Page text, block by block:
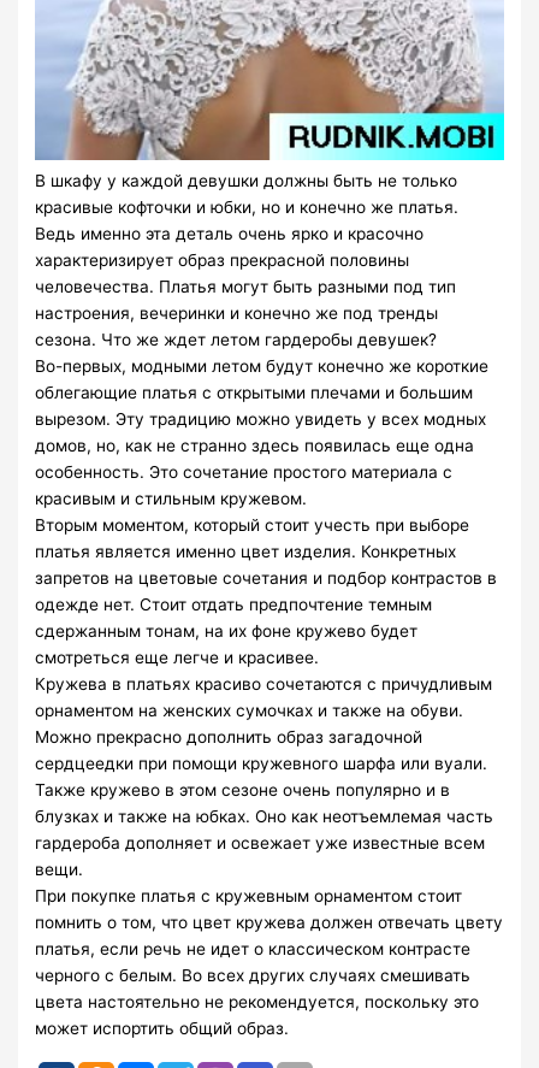
В шкафу у каждой девушки должны быть не только
красивые кофточки и юбки, но и конечно же платья.
Ведь именно эта деталь очень ярко и красочно
характеризирует образ прекрасной половины
человечества. Платья могут быть разными под тип
настроения, вечеринки и конечно же под тренды
сезона. Что же ждет летом гардеробы девушек?
Во-первых, модными летом будут конечно же короткие
облегающие платья с открытыми плечами и большим
вырезом. Эту традицию можно увидеть у всех модных
домов, но, как не странно здесь появилась еще одна
особенность. Это сочетание простого материала с
красивым и стильным кружевом.
Вторым моментом, который стоит учесть при выборе
платья является именно цвет изделия. Конкретных
запретов на цветовые сочетания и подбор контрастов в
одежде нет. Стоит отдать предпочтение темным
сдержанным тонам, на их фоне кружево будет
смотреться еще легче и красивее.
Кружева в платьях красиво сочетаются с причудливым
орнаментом на женских сумочках и также на обуви.
Можно прекрасно дополнить образ загадочной
сердцеедки при помощи кружевного шарфа или вуали.
Также кружево в этом сезоне очень популярно и в
блузках и также на юбках. Оно как неотъемлемая часть
гардероба дополняет и освежает уже известные всем
вещи.
При покупке платья с кружевным орнаментом стоит
помнить о том, что цвет кружева должен отвечать цвету
платья, если речь не идет о классическом контрасте
черного с белым. Во всех других случаях смешивать
цвета настоятельно не рекомендуется, поскольку это
может испортить общий образ.